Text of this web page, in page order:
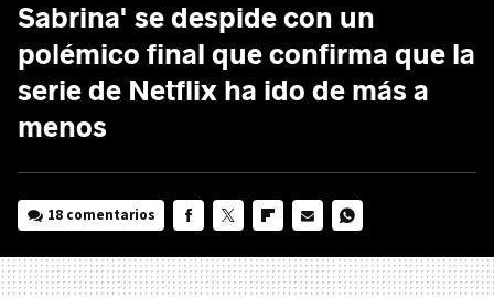
Sabrina' se despide con un
polémico final que confirma que la
serie de Netflix ha ido de más a
menos
18 comentarios
MAIL